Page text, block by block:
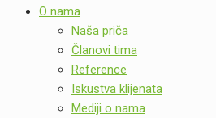
O nama
Naša priča
Članovi tima
Reference
Iskustva klijenata
Mediji o nama